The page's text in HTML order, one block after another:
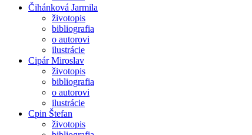
Čihánková Jarmila
životopis
bibliografia
o autorovi
ilustrácie
Cipár Miroslav
životopis
bibliografia
o autorovi
ilustrácie
Cpin Štefan
životopis